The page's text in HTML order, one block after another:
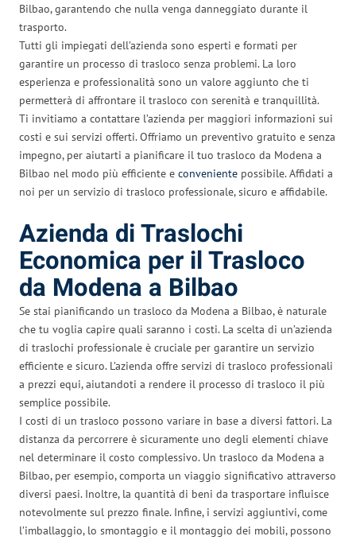
Bilbao, garantendo che nulla venga danneggiato durante il
trasporto.
Tutti gli impiegati dell’azienda sono esperti e formati per
garantire un processo di trasloco senza problemi. La loro
esperienza e professionalità sono un valore aggiunto che ti
permetterà di affrontare il trasloco con serenità e tranquillità.
Ti invitiamo a contattare l’azienda per maggiori informazioni sui
costi e sui servizi offerti. Offriamo un preventivo gratuito e senza
impegno, per aiutarti a pianificare il tuo trasloco da Modena a
Bilbao nel modo più efficiente e conveniente possibile. Affidati a
noi per un servizio di trasloco professionale, sicuro e affidabile.
Azienda di Traslochi
Economica per il Trasloco
da Modena a Bilbao
Se stai pianificando un trasloco da Modena a Bilbao, è naturale
che tu voglia capire quali saranno i costi. La scelta di un’azienda
di traslochi professionale è cruciale per garantire un servizio
efficiente e sicuro. L’azienda offre servizi di trasloco professionali
a prezzi equi, aiutandoti a rendere il processo di trasloco il più
semplice possibile.
I costi di un trasloco possono variare in base a diversi fattori. La
distanza da percorrere è sicuramente uno degli elementi chiave
nel determinare il costo complessivo. Un trasloco da Modena a
Bilbao, per esempio, comporta un viaggio significativo attraverso
diversi paesi. Inoltre, la quantità di beni da trasportare influisce
notevolmente sul prezzo finale. Infine, i servizi aggiuntivi, come
l’imballaggio, lo smontaggio e il montaggio dei mobili, possono